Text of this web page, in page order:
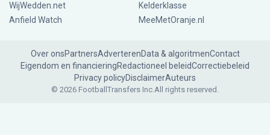
WijWedden.net
Kelderklasse
Anfield Watch
MeeMetOranje.nl
Over onsPartnersAdverterenData & algoritmenContact
Eigendom en financieringRedactioneel beleidCorrectiebeleid
Privacy policyDisclaimerAuteurs
© 2026 FootballTransfers Inc.All rights reserved.